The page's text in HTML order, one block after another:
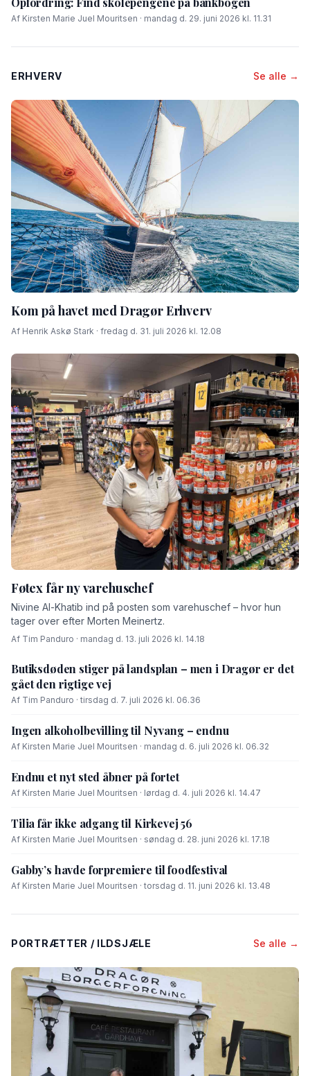
Af Kirsten Marie Juel Mouritsen · mandag d. 29. juni 2026 kl. 11.31
ERHVERV Se alle →
Kom på havet med Dragør Erhverv
Af Henrik Askø Stark · fredag d. 31. juli 2026 kl. 12.08
Føtex får ny varehuschef
Nivine Al-Khatib ind på posten som varehuschef – hvor hun
tager over efter Morten Meinertz.
Af Tim Panduro · mandag d. 13. juli 2026 kl. 14.18
Butiksdøden stiger på landsplan – men i Dragør er det
gået den rigtige vej
Af Tim Panduro · tirsdag d. 7. juli 2026 kl. 06.36
Ingen alkoholbevilling til Nyvang – endnu
Af Kirsten Marie Juel Mouritsen · mandag d. 6. juli 2026 kl. 06.32
Endnu et nyt sted åbner på fortet
Af Kirsten Marie Juel Mouritsen · lørdag d. 4. juli 2026 kl. 14.47
Tilia får ikke adgang til Kirkevej 56
Af Kirsten Marie Juel Mouritsen · søndag d. 28. juni 2026 kl. 17.18
Gabby’s havde forpremiere til foodfestival
Af Kirsten Marie Juel Mouritsen · torsdag d. 11. juni 2026 kl. 13.48
PORTRÆTTER / ILDSJÆLE Se alle →